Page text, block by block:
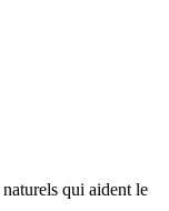
qui aident le